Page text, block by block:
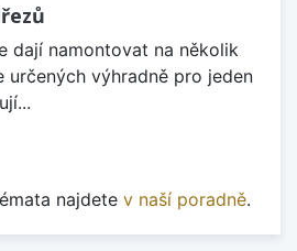
dají namontovat na několik
určených výhradně pro jeden
najdete v naší poradně.